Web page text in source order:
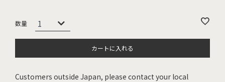
カートに入れる
Customers outside Japan, please contact your local